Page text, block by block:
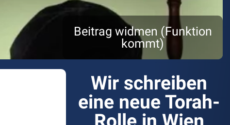
Beitrag widmen (Funktion
kommt)
Wir schreiben
eine neue Torah-